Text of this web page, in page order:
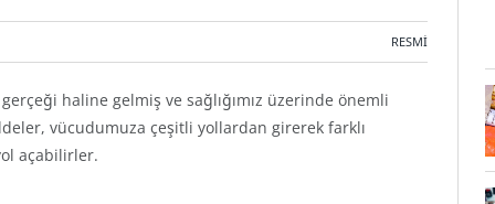
RESMİ
haline gelmiş ve sağlığımız üzerinde önemli
vücudumuza çeşitli yollardan girerek farklı
açabilirler.